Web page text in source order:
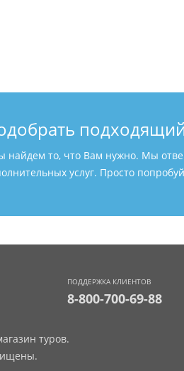
найдем то, что Вам нужно. Мы
услуг. Просто
ПОДДЕРЖКА КЛИЕНТОВ
8-800-700-69-88
туров.